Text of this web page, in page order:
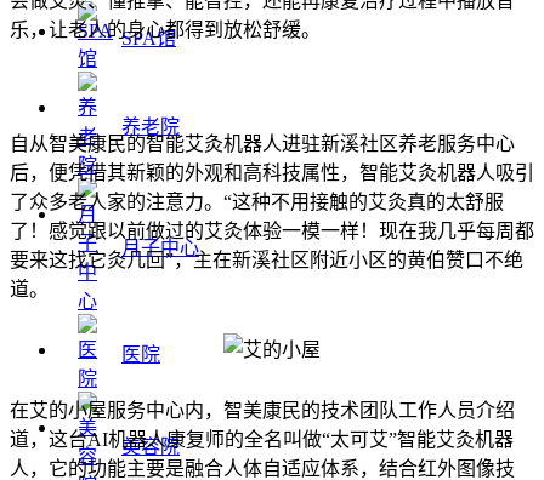
SPA馆
养老院
月子中心
医院
美容院
乐，让老人的身心都得到放松舒缓。
自从智美康民的智能艾灸机器人进驻新溪社区养老服务中心
后，便凭借其新颖的外观和高科技属性，智能艾灸机器人吸引
了众多老人家的注意力。“这种不用接触的艾灸真的太舒服
了！感觉跟以前做过的艾灸体验一模一样！现在我几乎每周都
要来这找它灸几回”，主在新溪社区附近小区的黄伯赞口不绝
道。
在艾的小屋服务中心内，智美康民的技术团队工作人员介绍
道，这台AI机器人康复师的全名叫做“太可艾”智能艾灸机器
人，它的功能主要是融合人体自适应体系，结合红外图像技